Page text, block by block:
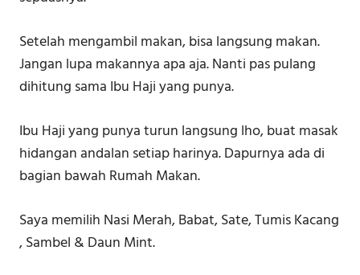
Setelah mengambil makan, bisa langsung makan.
Jangan lupa makannya apa aja. Nanti pas pulang
dihitung sama Ibu Haji yang punya.
Ibu Haji yang punya turun langsung lho, buat masak
hidangan andalan setiap harinya. Dapurnya ada di
bagian bawah Rumah Makan.
Saya memilih Nasi Merah, Babat, Sate, Tumis Kacang
, Sambel & Daun Mint.